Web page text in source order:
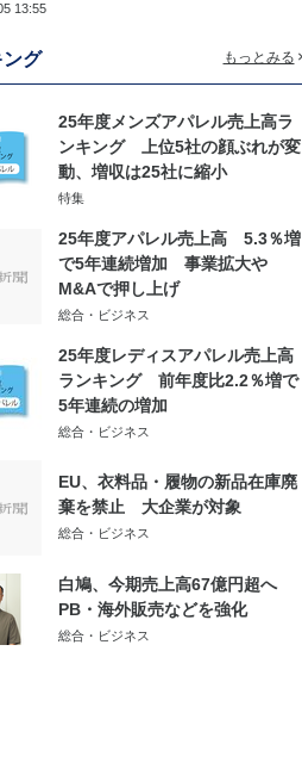
13:55
ング もっとみる
25年度メンズアパレル売上高ラ
ンキング 上位5社の顔ぶれが変
動、増収は25社に縮小
特集
25年度アパレル売上高 5.3％増
で5年連続増加 事業拡大や
M&Aで押し上げ
総合・ビジネス
25年度レディスアパレル売上高
ランキング 前年度比2.2％増で
5年連続の増加
総合・ビジネス
EU、衣料品・履物の新品在庫廃
棄を禁止 大企業が対象
総合・ビジネス
白鳩、今期売上高67億円超へ
PB・海外販売などを強化
総合・ビジネス